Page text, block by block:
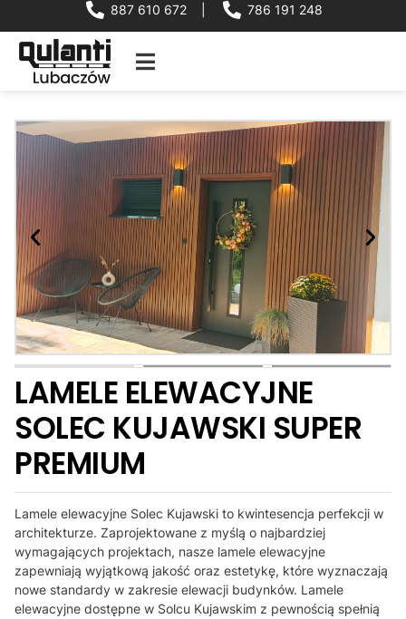
887 610 672 786 191 248
LAMELE ELEWACYJNE
SOLEC KUJAWSKI SUPER
PREMIUM
Lamele elewacyjne Solec Kujawski to kwintesencja perfekcji w
architekturze. Zaprojektowane z myślą o najbardziej
wymagających projektach, nasze lamele elewacyjne
zapewniają wyjątkową jakość oraz estetykę, które wyznaczają
nowe standardy w zakresie elewacji budynków. Lamele
elewacyjne dostępne w Solcu Kujawskim z pewnością spełnią